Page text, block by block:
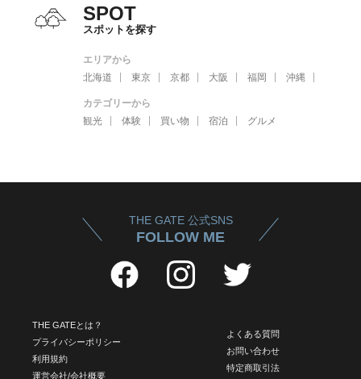
SPOT
スポットを探す
エリアから
北海道
東京 京都 大阪 福岡 沖縄
カテゴリーから
観光
体験 買い物 宿泊 グルメ
THE GATE 公式SNS
FOLLOW ME
THE GATEとは？
プライバシーポリシー
利用規約
運営会社/会社概要
よくある質問
お問い合わせ
特定商取引法